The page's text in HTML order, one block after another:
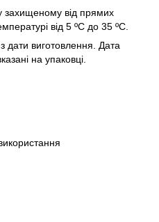
захищеному від прямих
від 5 ºС до 35 ºС.
з дати виготовлення. Дата
на упаковці.